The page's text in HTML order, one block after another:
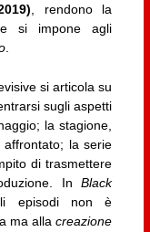
, rendono la
si impone agli
.
si articola su
sugli aspetti
la stagione,
la serie
di trasmettere
InBlack
episodi non è
ma allacreazione